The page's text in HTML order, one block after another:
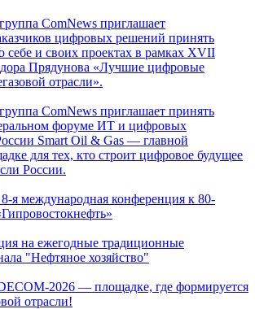
ComNews приглашает
цифровых решений принять
себе и своих проектах в рамках XVII
Прядунова «Лучшие цифровые
отрасли».
ComNews приглашает принять
форуме ИТ и цифровых
Smart Oil & Gas — главной
для тех, кто строит цифровое будущее
России.
я международная конференция к 80-
на ежегодные традиционные
"Нефтяное хозяйство"
2026 — площадке, где формируется
отрасли!